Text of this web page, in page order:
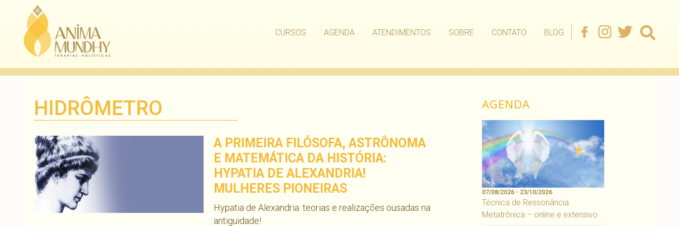
CURSOS AGENDA ATENDIMENTOS SOBRE CONTATO BLOG
HIDRÔMETRO
A PRIMEIRA FILÓSOFA, ASTRÔNOMA
E MATEMÁTICA DA HISTÓRIA:
HYPATIA DE ALEXANDRIA!
MULHERES PIONEIRAS
Hypatia de Alexandria: teorias e realizações ousadas na
antiguidade!
AGENDA
07/08/2026 - 23/10/2026
Técnica de Ressonância
Metatrônica – online e extensivo